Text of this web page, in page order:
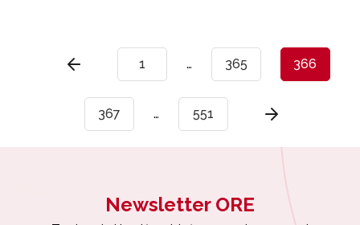
1 … 365 366
367 … 551
Newsletter ORE